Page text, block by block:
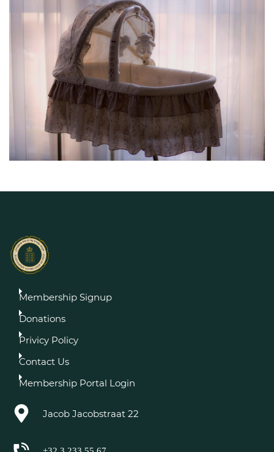
Membership Signup
Donations
Privicy Policy
Contact Us
Membership Portal Login
Jacob Jacobstraat 22